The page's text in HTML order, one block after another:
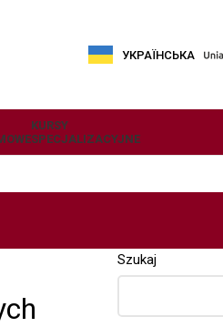
УКРАЇНСЬКА
KURSY
SPECJALIZACYJNE
Szukaj